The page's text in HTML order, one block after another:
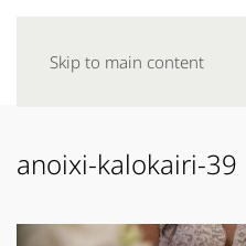
Skip to main content
anoixi-kalokairi-39